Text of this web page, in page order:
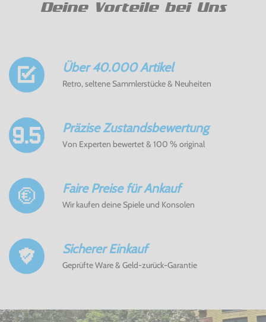
Deine Vorteile bei Uns
Über 40.000 Artikel
Retro, seltene Sammlerstücke & Neuheiten
Präzise Zustandsbewertung
Von Experten bewertet & 100 % original
Faire Preise für Ankauf
Wir kaufen deine Spiele und Konsolen
Sicherer Einkauf
Geprüfte Ware & Geld-zurück-Garantie